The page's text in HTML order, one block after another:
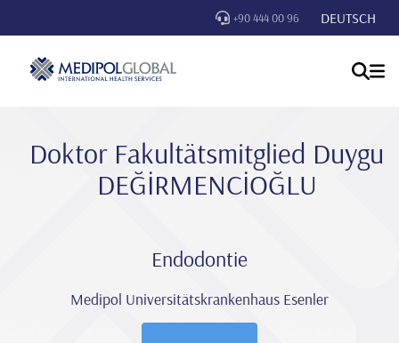
+90 444 00 96 DEUTSCH
Doktor Fakultätsmitglied Duygu
DEĞİRMENCİOĞLU
Endodontie
Medipol Universitätskrankenhaus Esenler